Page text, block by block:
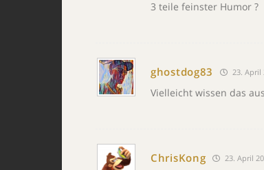
3 teile feinster Humor ?
ghostdog83 23. April
Vielleicht wissen das
ChrisKong 23. April